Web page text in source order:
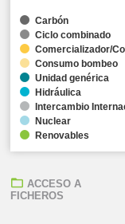
Carbón
Ciclo combinado
Comercializador/
Consumo bombeo
Unidad genérica
Hidráulica
Intercambio
Nuclear
Renovables
ACCESO A
FICHEROS